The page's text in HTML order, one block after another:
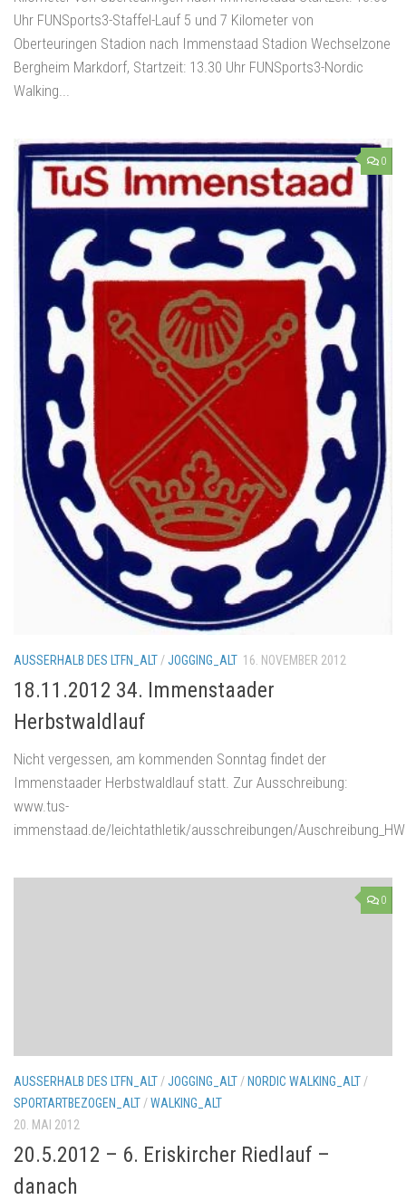
Uhr FUNSports3-Staffel-Lauf 5 und 7 Kilometer von
Oberteuringen Stadion nach Immenstaad Stadion Wechselzone
Bergheim Markdorf, Startzeit: 13.30 Uhr FUNSports3-Nordic
Walking...
0
AUSSERHALB DES LTFN_ALT /JOGGING_ALT 16. NOVEMBER 2012
18.11.2012 34. Immenstaader
Herbstwaldlauf
Nicht vergessen, am kommenden Sonntag findet der
Immenstaader Herbstwaldlauf statt. Zur Ausschreibung:
www.tus-
immenstaad.de/leichtathletik/ausschreibungen/
0
AUSSERHALB DES LTFN_ALT /JOGGING_ALT / NORDIC WALKING_ALT /
SPORTARTBEZOGEN_ALT /WALKING_ALT
20. MAI 2012
20.5.2012 – 6. Eriskircher Riedlauf –
danach